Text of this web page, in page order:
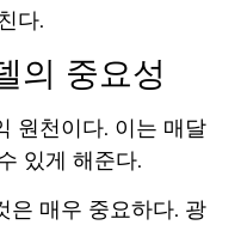
다.
의 중요성
원천이다. 이는 매달
있게 해준다.
은 매우 중요하다. 광